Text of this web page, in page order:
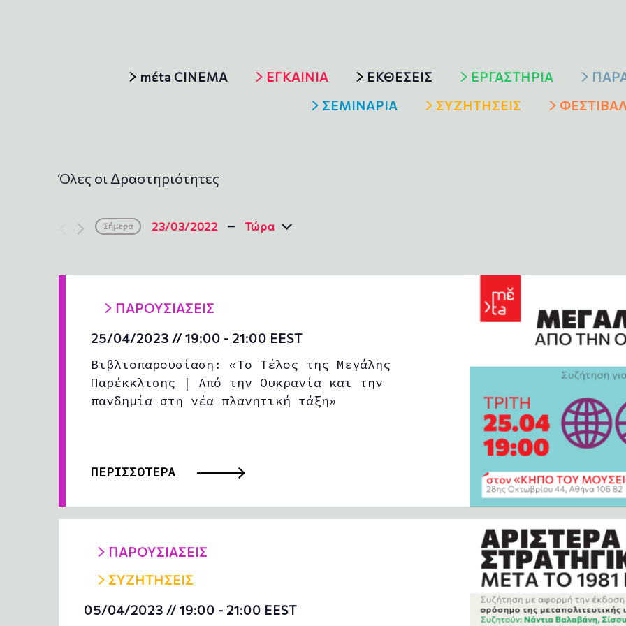
mέta CINEMA ΕΓΚΑΙΝΙΑ ΕΚΘΕΣΕΙΣ ΕΡΓΑΣΤΗΡΙΑ
ΣΕΜΙΝΑΡΙΑ
ΣΥΖΗΤΗΣΕΙΣ
Όλες οι Δραστηριότητες
Σήμερα 23/03/2022 -
Τώρα
t
a
e
ΠΑΡΟΥΣΙΑΣΕΙΣ
25/04/2023 // 19:00 - 21:00 EEST
Βιβλιοπαρουσίαση: «Το Τέλος της Μεγάλης
Παρέκκλισης | Από την Ουκρανία και την
πανδημία στη νέα πλανητική τάξη»
ΠΕΡΙΣΣΟΤΕΡΑ
ΠΑΡΟΥΣΙΑΣΕΙΣ
ΣΥΖΗΤΗΣΕΙΣ
05/04/2023 // 19:00 - 21:00 EEST